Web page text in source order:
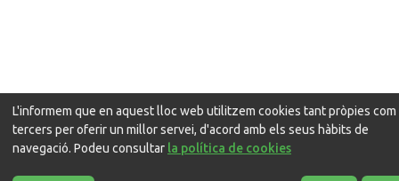
L'informem que en aquest lloc web utilitzem cookies tant pròpies com
tercers per oferir un millor servei, d'acord amb els seus hàbits de
navegació. Podeu consultar la política de cookies